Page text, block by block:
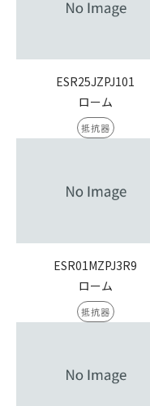
ESR25JZPJ101
ローム
抵抗器
ESR01MZPJ3R9
ローム
抵抗器